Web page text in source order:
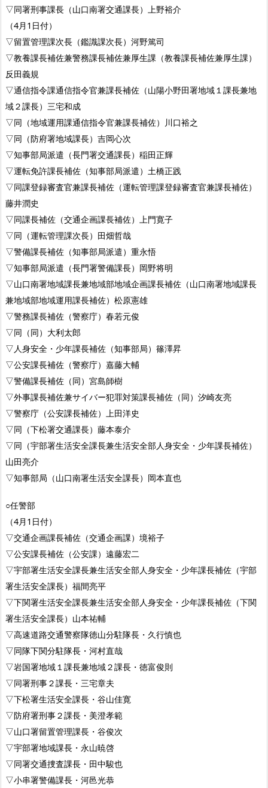
▽同署刑事課長（山口南署交通課長）上野裕介
（4月1日付）
▽留置管理課次長（鑑識課次長）河野篤司
▽教養課長補佐兼警務課長補佐兼厚生課（教養課長補佐兼厚生課）
反田義規
▽通信指令課通信指令官兼課長補佐（山陽小野田署地域１課長兼地
域２課長）三宅和成
▽同（地域運用課通信指令官兼課長補佐）川口裕之
▽同（防府署地域課長）吉岡心次
▽知事部局派遣（長門署交通課長）稲田正輝
▽運転免許課長補佐（知事部局派遣）土橋正践
▽同課登録審査官兼課長補佐（運転管理課登録審査官兼課長補佐）
藤井潤史
▽同課長補佐（交通企画課長補佐）上門寛子
▽同（運転管理課次長）田畑哲哉
▽警備課長補佐（知事部局派遣）重永悟
▽知事部局派遣（長門署警備課長）岡野将明
▽山口南署地域課長兼地域部地域企画課長補佐（山口南署地域課長
兼地域部地域運用課長補佐）松原憲雄
▽警務課長補佐（警察庁）春若元俊
▽同（同）大利太郎
▽人身安全・少年課長補佐（知事部局）篠澤昇
▽公安課長補佐（警察庁）嘉藤大輔
▽警備課長補佐（同）宮島師樹
▽外事課長補佐兼サイバー犯罪対策課長補佐（同）汐崎友亮
▽警察庁（公安課長補佐）上田洋史
▽同（下松署交通課長）藤本泰介
▽同（宇部署生活安全課長兼生活安全部人身安全・少年課長補佐）
山田亮介
▽知事部局（山口南署生活安全課長）岡本直也
○任警部
（4月1日付）
▽交通企画課長補佐（交通企画課）境裕子
▽公安課長補佐（公安課）遠藤宏二
▽宇部署生活安全課長兼生活安全部人身安全・少年課長補佐（宇部
署生活安全課長）福間亮平
▽下関署生活安全課長兼生活安全部人身安全・少年課長補佐（下関
署生活安全課長）山本祐輔
▽高速道路交通警察隊徳山分駐隊長・久行慎也
▽同隊下関分駐隊長・河村直哉
▽岩国署地域１課長兼地域２課長・徳富俊則
▽同署刑事２課長・三宅章夫
▽下松署生活安全課長・谷山佳寛
▽防府署刑事２課長・美澄孝範
▽山口署留置管理課長・谷俊次
▽宇部署地域課長・永山暁啓
▽同署交通捜査課長・田中駿也
▽小串署警備課長・河邑光恭